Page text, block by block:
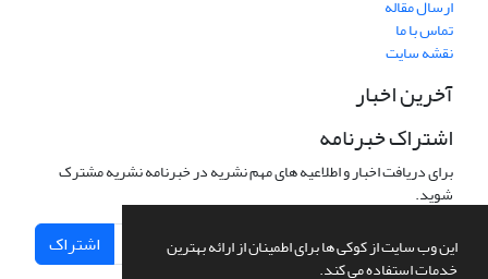
این وب سایت از کوکی ها برای اطمینان از ارائه بهترین
خدمات استفاده می کند.
ارسال مقاله
تماس با ما
نقشه سایت
آخرین اخبار
اشتراک خبرنامه
برای دریافت اخبار و اطلاعیه های مهم نشریه در خبرنامه نشریه مشترک
شوید.
اشتراک